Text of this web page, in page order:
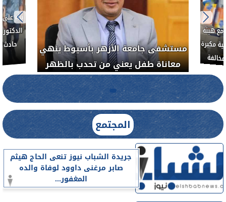
بناءً
حادث
مستشفى جامعة الأزهر بأسيوط ينهي
معاناة طفل يعني من تحدب بالظهر
هيئة
مكبرة
المجتمع
جريدة الشباب نيوز تنعى الحاج هيثم
صابر مرغنى داوود لوفاة والده
المغفور...